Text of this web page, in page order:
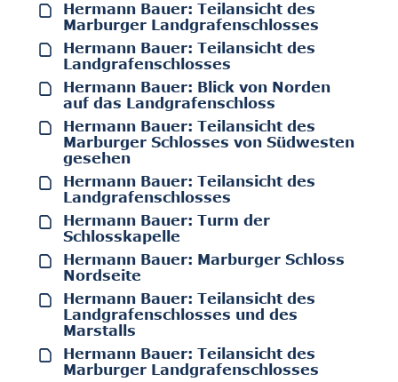
Hermann Bauer: Teilansicht des
Marburger Landgrafenschlosses
Hermann Bauer: Teilansicht des
Landgrafenschlosses
Hermann Bauer: Blick von Norden
auf das Landgrafenschloss
Hermann Bauer: Teilansicht des
Marburger Schlosses von Südwesten
gesehen
Hermann Bauer: Teilansicht des
Landgrafenschlosses
Hermann Bauer: Turm der
Schlosskapelle
Hermann Bauer: Marburger Schloss
Nordseite
Hermann Bauer: Teilansicht des
Landgrafenschlosses und des
Marstalls
Hermann Bauer: Teilansicht des
Marburger Landgrafenschlosses